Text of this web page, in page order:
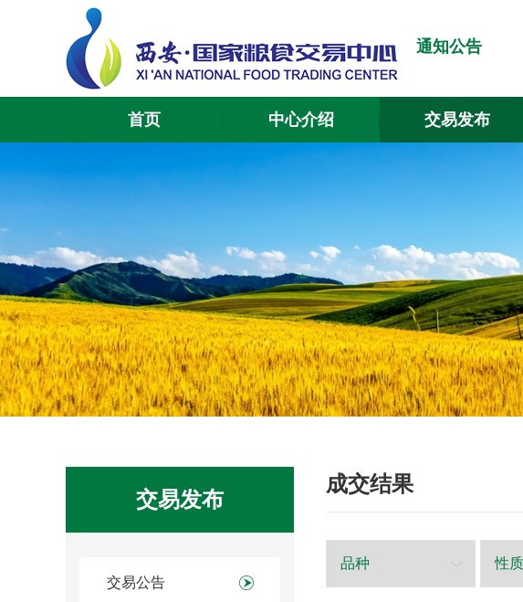
通知公告
首页 中心介绍 交易发布
交易发布
交易公告
成交结果